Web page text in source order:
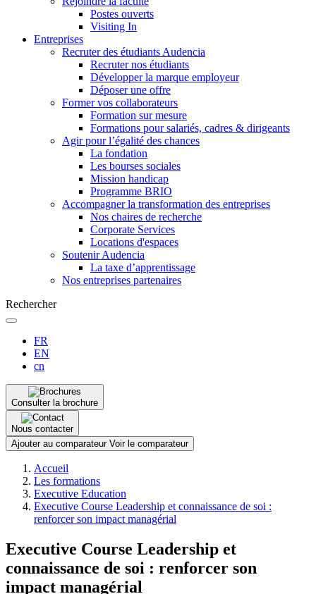
Postes ouverts
Visiting In
Entreprises
Recruter des étudiants Audencia
Recruter nos étudiants
Développer la marque employeur
Déposer une offre
Former vos collaborateurs
Formation sur mesure
Formations pour salariés, cadres & dirigeants
Agir pour l’égalité des chances
La fondation
Les bourses sociales
Mission handicap
Programme BRIO
Accompagner la transformation des entreprises
Nos chaires de recherche
Corporate Services
Locations d'espaces
Soutenir Audencia
La taxe d’apprentissage
Nos entreprises partenaires
Rechercher
FR
EN
cn
Consulter la brochure
Nous contacter
Ajouter au comparateur Voir le comparateur
d'Ariane
Accueil
Les formations
Executive Education
Executive Course Leadership et connaissance de soi :
renforcer son impact managérial
Executive Course Leadership et
connaissance de soi : renforcer son
impact managérial